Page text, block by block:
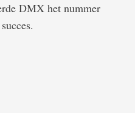
DMX het nummer